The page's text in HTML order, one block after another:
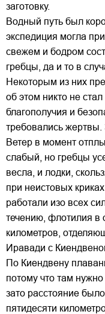
заготовку.
Водный путь был
экспедиция могла
свежем и бодром
гребцы, да и то в
Некоторым из них
об этом никто не
благополучия и
требовались
Ветер в момент
слабый, но гребцы
весла, и лодки,
при неистовых
работали изо всех
течению, флотилия в
километров,
Иравади с
По Киендвену
потому что там
зато расстояние
пятидесяти